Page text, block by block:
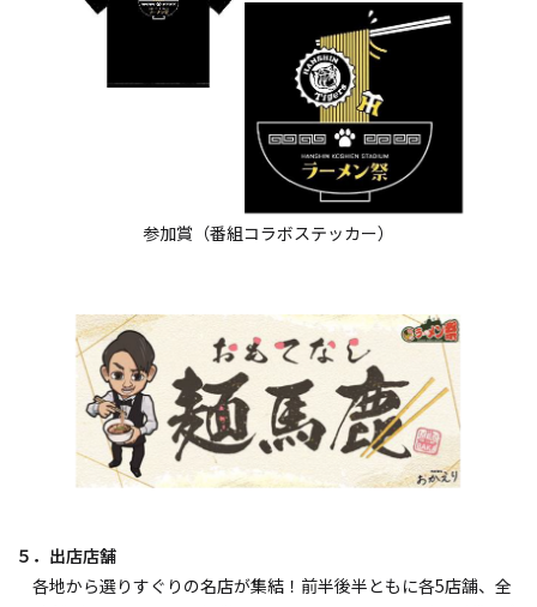
参加賞（番組コラボステッカー）
５．出店店舗
各地から選りすぐりの名店が集結！前半後半ともに各5店舗、全